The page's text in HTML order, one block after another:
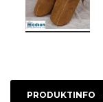
PRODUKTINFO